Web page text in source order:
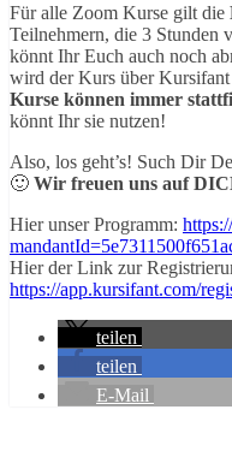
Für alle Zoom Kurse gilt die
Teilnehmern, die 3 Stunden
könnt Ihr Euch auch noch
wird der Kurs über Kursifant
Kurse können immer
könnt Ihr sie nutzen!
Also, los geht’s! Such Dir
🙂 Wir freuen uns auf
Hier unser Programm:
Hier der Link zur
https://app.kursifant.com/
teilen
teilen
E-Mail